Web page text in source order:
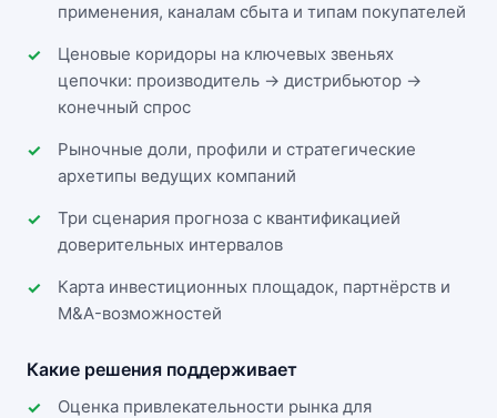
применения, каналам сбыта и типам покупателей
Ценовые коридоры на ключевых звеньях
цепочки: производитель → дистрибьютор →
конечный спрос
Рыночные доли, профили и стратегические
архетипы ведущих компаний
Три сценария прогноза с квантификацией
доверительных интервалов
Карта инвестиционных площадок, партнёрств и
M&A-возможностей
Какие решения поддерживает
Оценка привлекательности рынка для